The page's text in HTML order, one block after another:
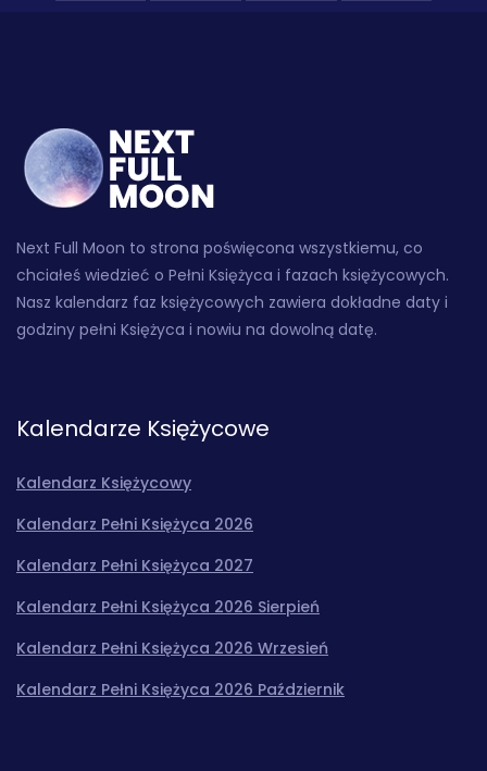
Next Full Moon to strona poświęcona wszystkiemu, co
chciałeś wiedzieć o Pełni Księżyca i fazach księżycowych.
Nasz kalendarz faz księżycowych zawiera dokładne daty i
godziny pełni Księżyca i nowiu na dowolną datę.
Kalendarze Księżycowe
Kalendarz Księżycowy
Kalendarz Pełni Księżyca 2026
Kalendarz Pełni Księżyca 2027
Kalendarz Pełni Księżyca 2026 Sierpień
Kalendarz Pełni Księżyca 2026 Wrzesień
Kalendarz Pełni Księżyca 2026 Październik